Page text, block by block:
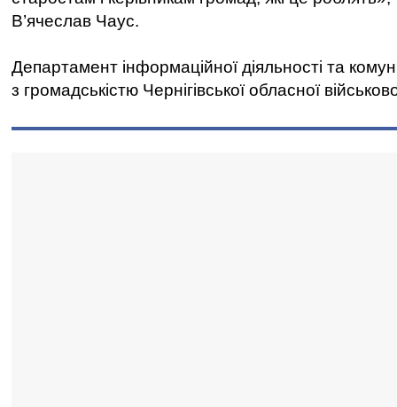
В’ячеслав Чаус.
Департамент інформаційної діяльності та
з громадськістю Чернігівської обласної